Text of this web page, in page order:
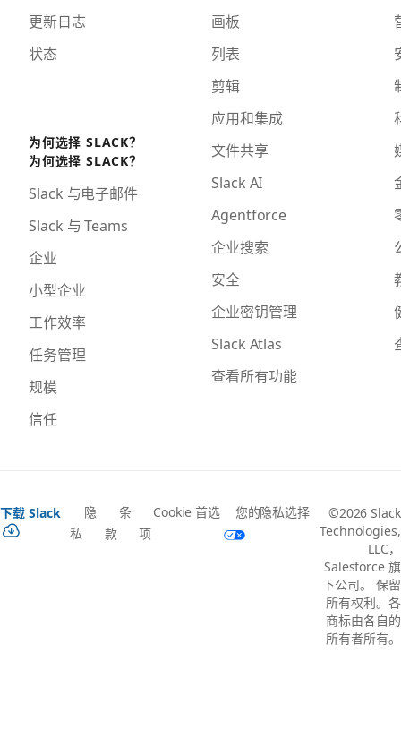
更新日志
状态
为何选择 SLACK？
为何选择 SLACK？
Slack 与电子邮件
Slack 与 Teams
企业
小型企业
工作效率
任务管理
规模
信任
画板
列表
剪辑
应用和集成
文件共享
Slack AI
Agentforce
企业搜索
安全
企业密钥管理
Slack Atlas
查看所有功能
下载 Slack
隐
私
条
款
Cookie 首选
项
您的隐私选择
©2026 Slack
Technologies,
LLC，
Salesforce 旗
下公司。 保留
所有权利。各
商标由各自的
所有者所有。